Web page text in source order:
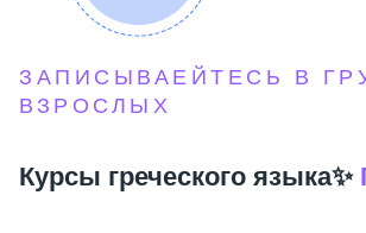
ЗАПИСЫВАЕЙТЕСЬ В
ВЗРОСЛЫХ
Курсы греческого языка✨